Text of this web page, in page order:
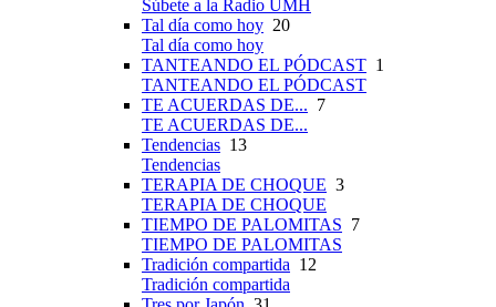
Súbete a la Radio UMH
Tal día como hoy 20
Tal día como hoy
TANTEANDO EL PÓDCAST 1
TANTEANDO EL PÓDCAST
TE ACUERDAS DE... 7
TE ACUERDAS DE...
Tendencias 13
Tendencias
TERAPIA DE CHOQUE 3
TERAPIA DE CHOQUE
TIEMPO DE PALOMITAS 7
TIEMPO DE PALOMITAS
Tradición compartida 12
Tradición compartida